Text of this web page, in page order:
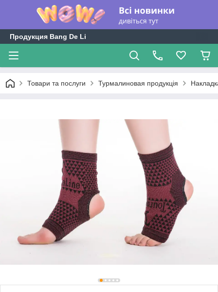
Продукция Bang De Li
Товари та послуги Турмалиновая продукція